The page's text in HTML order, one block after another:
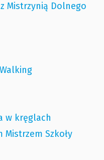
Mistrzynią Dolnego
w kręglach
Mistrzem Szkoły